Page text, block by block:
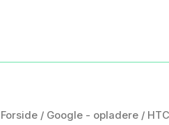
Forside / Google - opladere /